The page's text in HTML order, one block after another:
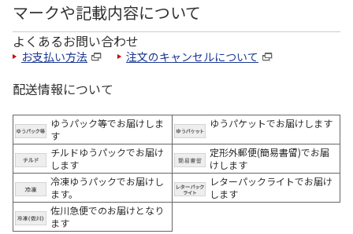
マークや記載内容について
よくあるお問い合わせ
お支払い方法 注文のキャンセルについて
配送情報について
ゆうパック等でお届けしま
す
ゆうパケットでお届けします
チルドゆうパックでお届け
します
定形外郵便(簡易書留)でお届
けします
冷凍ゆうパックでお届けし
ます。
レターパックライトでお届け
します
佐川急便でのお届けとなり
ます